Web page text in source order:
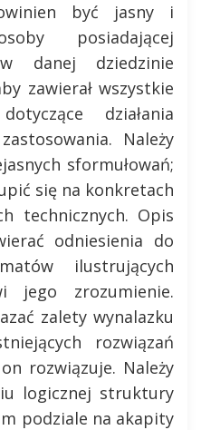
być jasny i
posiadającej
danej dziedzinie
zawierał wszystkie
działania
Należy
sformułowań;
się na konkretach
technicznych. Opis
odniesienia do
ilustrujących
jego zrozumienie.
zalety wynalazku
rozwiązań
rozwiązuje. Należy
logicznej struktury
podziale na akapity